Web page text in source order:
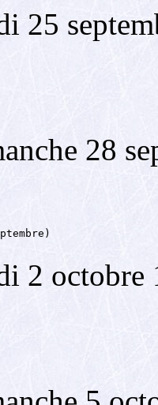
25
28
2 octobre